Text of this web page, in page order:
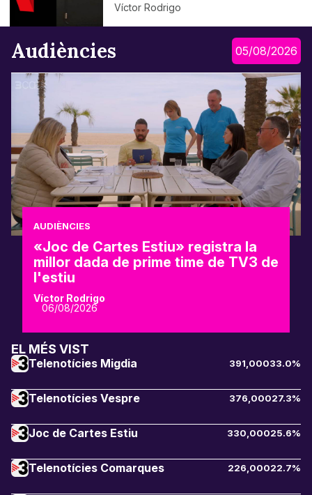
Víctor Rodrigo
Audiències 05/08/2026
AUDIÈNCIES
«Joc de Cartes Estiu» registra la
millor dada de prime time de TV3 de
l'estiu
Víctor Rodrigo
06/08/2026
EL MÉS VIST
Telenotícies Migdia 391,00033.0%
Telenotícies Vespre 376,00027.3%
Joc de Cartes Estiu 330,00025.6%
Telenotícies Comarques 226,00022.7%